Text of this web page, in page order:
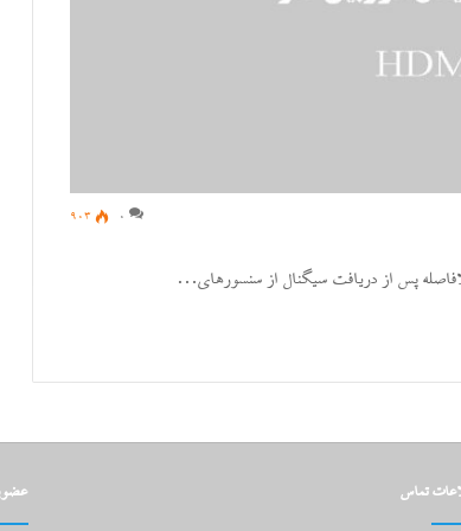
0
903
پس از دریافت سیگنال از سنسور‌های…
تماس